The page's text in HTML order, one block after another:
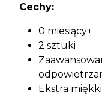
Cechy:
0 miesiący+
2 sztuki
Ekstra